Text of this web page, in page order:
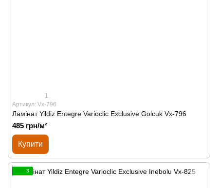
1
Артикул: Vx-796
Ламінат Yildiz Entegre Varioclic Exclusive Golcuk Vx-796
485 грн/м²
Купити
3